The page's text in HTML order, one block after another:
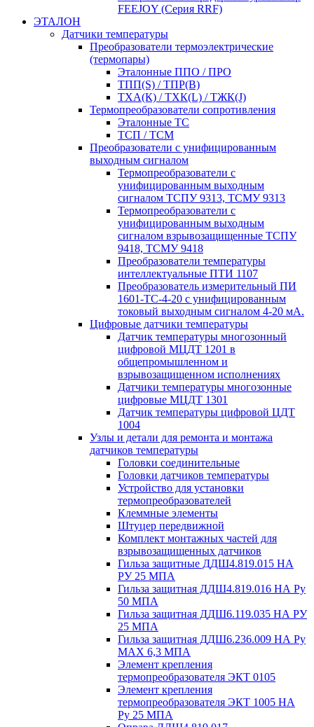
FEEJOY (Серия RRF)
ЭТАЛОН
Датчики температуры
Преобразователи термоэлектрические
(термопары)
Эталонные ППО / ПРО
ТПП(S) / ТПР(В)
ТХА(К) / ТХК(L) / ТЖК(J)
Термопреобразователи сопротивления
Эталонные ТС
ТСП / ТСМ
Преобразователи с унифицированным
выходным сигналом
Термопреобразователи с
унифицированным выходным
сигналом ТСПУ 9313, ТСМУ 9313
Термопреобразователи с
унифицированным выходным
сигналом взрывозащищенные ТСПУ
9418, ТСМУ 9418
Преобразователи температуры
интеллектуальные ПТИ 1107
Преобразователь измерительный ПИ
1601-ТС-4-20 с унифицированным
токовый выходным сигналом 4-20 мА.
Цифровые датчики температуры
Датчик температуры многозонный
цифровой МЦДТ 1201 в
общепромышленном и
взрывозащищенном исполнениях
Датчики температуры многозонные
цифровые МЦДТ 1301
Датчик температуры цифровой ЦДТ
1004
Узлы и детали для ремонта и монтажа
датчиков температуры
Головки соединительные
Головки датчиков температуры
Устройство для установки
термопреобразователей
Клеммные элементы
Штуцер передвижной
Комплект монтажных частей для
взрывозащищенных датчиков
Гильза защитные ДДШ4.819.015 НА
РУ 25 МПА
Гильза защитная ДДШ4.819.016 НА Ру
50 МПА
Гильза защитная ДДШ6.119.035 НА РУ
25 МПА
Гильза защитная ДДШ6.236.009 НА Ру
MAX 6,3 МПА
Элемент крепления
термопреобразователя ЭКТ 0105
Элемент крепления
термопреобразователя ЭКТ 1005 НА
Ру 25 МПА